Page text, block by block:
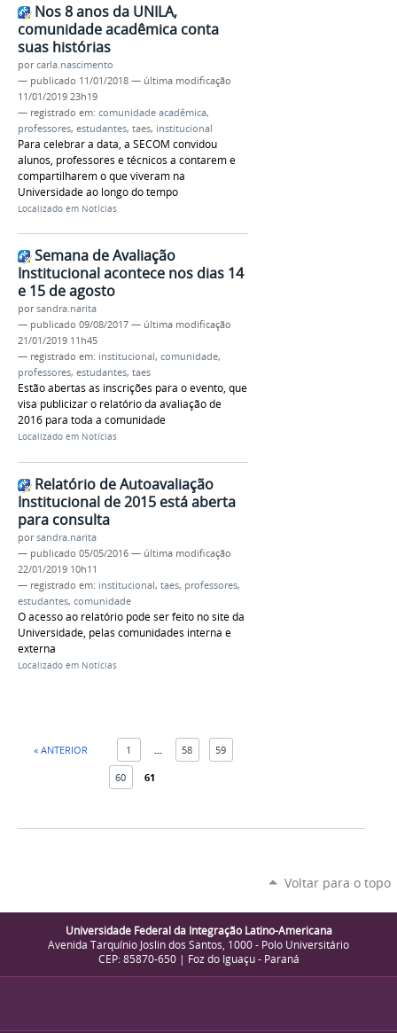
Nos 8 anos da UNILA,
comunidade acadêmica conta
suas histórias
porcarla.nascimento
— publicado 11/01/2018 — última modificação
11/01/2019 23h19
— registrado em: comunidade acadêmica,
professores, estudantes, taes, institucional
Para celebrar a data, a SECOM convidou
alunos, professores e técnicos a contarem e
compartilharem o que viveram na
Universidade ao longo do tempo
Localizado em Notícias
Semana de Avaliação
Institucional acontece nos dias 14
e 15 de agosto
porsandra.narita
— publicado 09/08/2017 — última modificação
21/01/2019 11h45
— registrado em: institucional, comunidade,
professores, estudantes, taes
Estão abertas as inscrições para o evento, que
visa publicizar o relatório da avaliação de
2016 para toda a comunidade
Localizado em Notícias
Relatório de Autoavaliação
Institucional de 2015 está aberta
para consulta
porsandra.narita
— publicado 05/05/2016 — última modificação
22/01/2019 10h11
— registrado em: institucional, taes, professores,
estudantes, comunidade
O acesso ao relatório pode ser feito no site da
Universidade, pelas comunidades interna e
externa
Localizado em Notícias
« ANTERIOR 1 ... 58 59
60 61
Voltar para o topo
Universidade Federal da Integração Latino-Americana
Avenida Tarquínio Joslin dos Santos, 1000 - Polo Universitário
CEP: 85870-650 | Foz do Iguaçu - Paraná